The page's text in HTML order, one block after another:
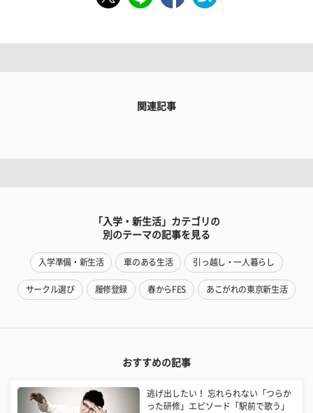
関連記事
「入学・新生活」カテゴリの
別のテーマの記事を見る
入学準備・新生活 車のある生活 引っ越し・一人暮らし
サークル選び 履修登録 春からFES あこがれの東京新生活
おすすめの記事
逃げ出したい！ 忘れられない「つらか
った研修」エピソード「駅前で歌う」